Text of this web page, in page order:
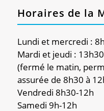
Horaires de la
Lundi et mercredi :
Mardi et jeudi :
(fermé le matin,
assurée de 8h30 à
Vendredi 8h30-12h
Samedi 9h-12h